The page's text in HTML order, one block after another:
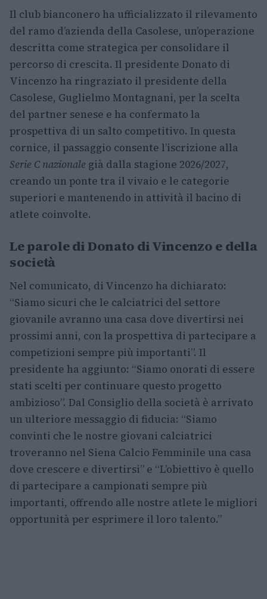
Il club bianconero ha ufficializzato il rilevamento
del ramo d’azienda della Casolese, un’operazione
descritta come strategica per consolidare il
percorso di crescita. Il presidente Donato di
Vincenzo ha ringraziato il presidente della
Casolese, Guglielmo Montagnani, per la scelta
del partner senese e ha confermato la
prospettiva di un salto competitivo. In questa
cornice, il passaggio consente l’iscrizione alla
Serie C nazionale già dalla stagione 2026/2027,
creando un ponte tra il vivaio e le categorie
superiori e mantenendo in attività il bacino di
atlete coinvolte.
Le parole di Donato di Vincenzo e della
società
Nel comunicato, di Vincenzo ha dichiarato:
“Siamo sicuri che le calciatrici del settore
giovanile avranno una casa dove divertirsi nei
prossimi anni, con la prospettiva di partecipare a
competizioni sempre più importanti”. Il
presidente ha aggiunto: “Siamo onorati di essere
stati scelti per continuare questo progetto
ambizioso”. Dal Consiglio della società è arrivato
un ulteriore messaggio di fiducia: “Siamo
convinti che le nostre giovani calciatrici
troveranno nel Siena Calcio Femminile una casa
dove crescere e divertirsi” e “L’obiettivo è quello
di partecipare a campionati sempre più
importanti, offrendo alle nostre atlete le migliori
opportunità per esprimere il loro talento.”